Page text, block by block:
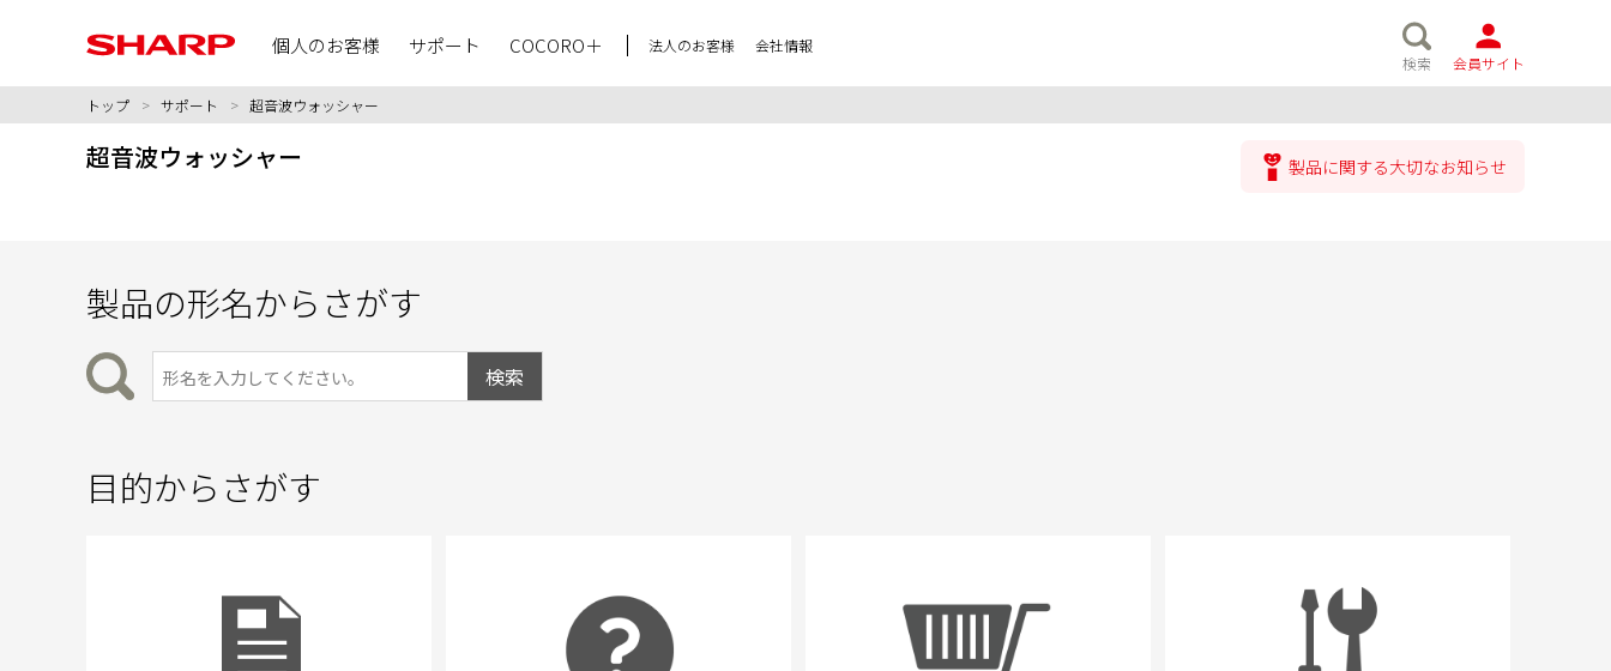
個人のお客様 サポート COCORO＋ 法人のお客様
会社情報
検索
会員サイト
トップ > サポート > 超音波ウォッシャー
超音波ウォッシャー 製品に関する大切なお知らせ
製品の形名からさがす
目的からさがす